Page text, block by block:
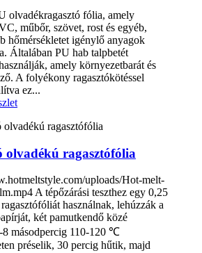
olvadékragasztó fólia, amely
műbőr, szövet, rost és egyéb,
hőmérsékletet igénylő anyagok
Általában PU hab talpbetét
amely környezetbarát és
A folyékony ragasztókötéssel
ez...
olvadékú ragasztófólia
uploads/Hot-melt-
A tépőzárási teszthez egy 0,25
használnak, lehúzzák a
két pamutkendő közé
8 másodpercig 110-120 ℃
préselik, 30 percig hűtik, majd